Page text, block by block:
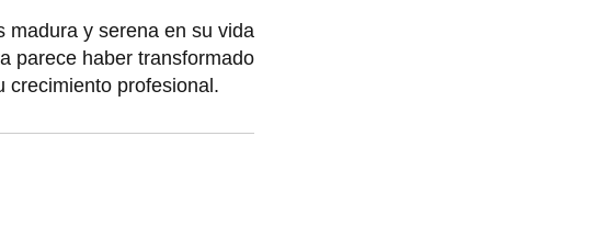
madura y serena en su vida
parece haber transformado
crecimiento profesional.